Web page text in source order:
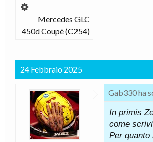
Mercedes GLC
450d Coupè (C254)
24 Febbraio 2025
Gab330 ha
In primis
come
Per